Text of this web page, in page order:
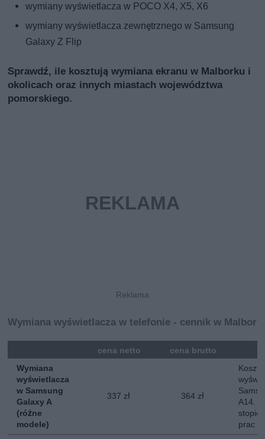
wymiany wyświetlacza w POCO X4, X5, X6
wymiany wyświetlacza zewnętrznego w Samsung
Galaxy Z Flip
Sprawdź, ile kosztują wymiana ekranu w Malborku i
okolicach oraz innych miastach województwa
pomorskiego.
Wymiana wyświetlacza w telefonie - cennik w
cena netto cena brutto
Wymiana
wyświetlacza
w Samsung
Galaxy A
(różne
modele)
337 zł 364 zł
Koszt
A14.
prac